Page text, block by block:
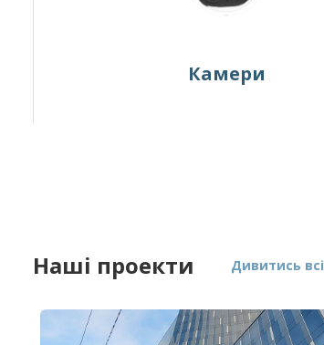
Камери
Наші проекти Дивитись всі